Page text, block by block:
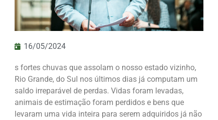
16/05/2024
s fortes chuvas que assolam o nosso estado vizinho,
Rio Grande, do Sul nos últimos dias já computam um
saldo irreparável de perdas. Vidas foram levadas,
animais de estimação foram perdidos e bens que
levaram uma vida inteira para serem adquiridos já não